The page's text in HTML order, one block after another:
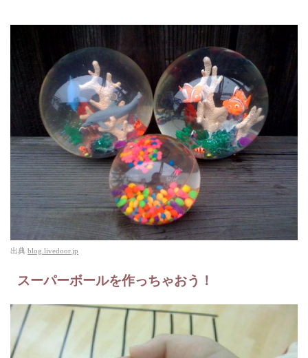
出典 blog.livedoor.jp
スーパーボールを作っちゃおう！